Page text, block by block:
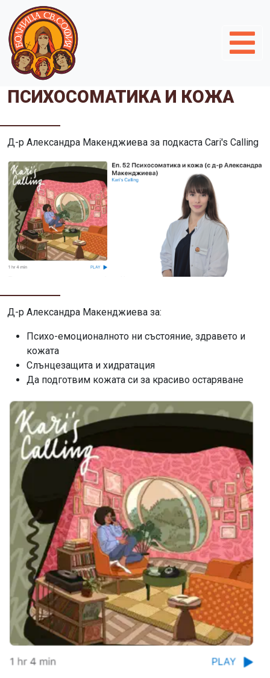
ПСИХОСОМАТИКА И КОЖА
Д-р Александра Макенджиева за подкаста Cari's Calling
Д-р Александра Макенджиева за:
Психо-емоционалното ни състояние, здравето и
кожата
Слънцезащита и хидратация
Да подготвим кожата си за красиво остаряване